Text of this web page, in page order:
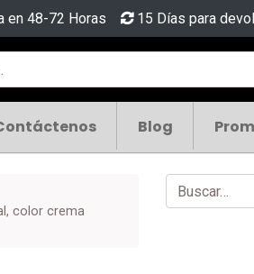
en 48-72 Horas 15 Días para
Blog
color crema